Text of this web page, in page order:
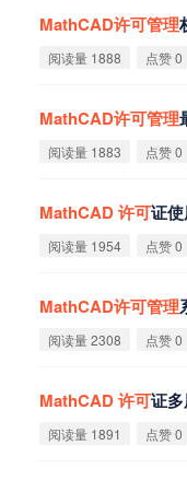
MathCAD许可管理
阅读量 1888 点赞 0
MathCAD许可管理
阅读量 1883 点赞 0
MathCAD许可证
阅读量 1954 点赞 0
MathCAD许可管理
阅读量 2308 点赞 0
MathCAD许可证
阅读量 1891 点赞 0